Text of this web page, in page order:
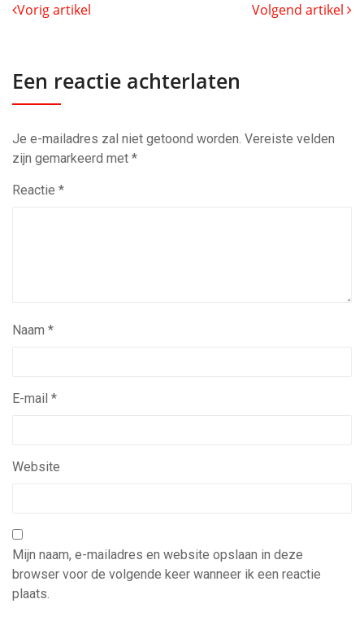
Vorig artikel Volgend artikel
Een reactie achterlaten
Je e-mailadres zal niet getoond worden. Vereiste velden
zijn gemarkeerd met *
Reactie *
Naam *
E-mail *
Website
Mijn naam, e-mailadres en website opslaan in deze
browser voor de volgende keer wanneer ik een reactie
plaats.